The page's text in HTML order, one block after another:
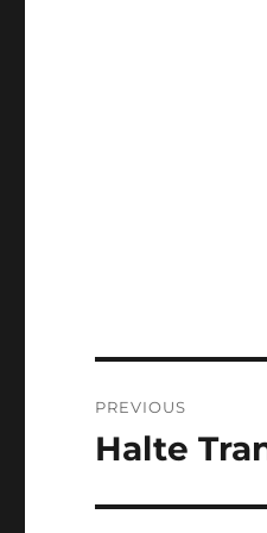
navigation
PREVIOUS
Previous
Halte